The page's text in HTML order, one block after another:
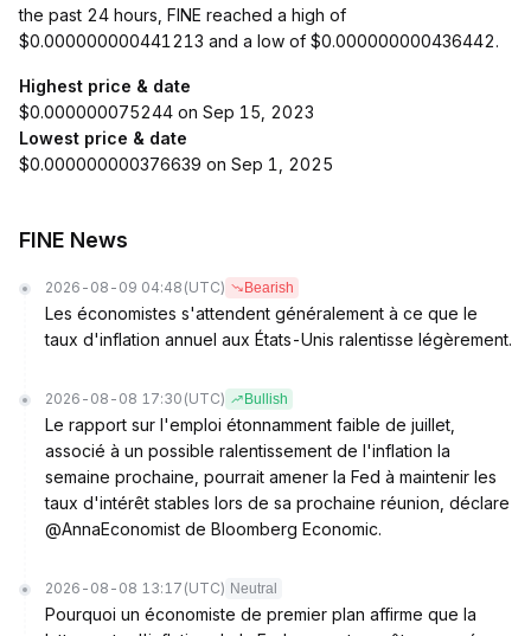
the past 24 hours, FINE reached a high of
$0.000000000441213 and a low of $0.000000000436442.
Highest price & date
$0.000000075244 on Sep 15, 2023
Lowest price & date
$0.000000000376639 on Sep 1, 2025
FINE News
2026-08-09 04:48 (UTC) Bearish
Les économistes s'attendent généralement à ce que le
taux d'inflation annuel aux États-Unis ralentisse légèrement.
2026-08-08 17:30 (UTC) Bullish
Le rapport sur l'emploi étonnamment faible de juillet,
associé à un possible ralentissement de l'inflation la
semaine prochaine, pourrait amener la Fed à maintenir les
taux d'intérêt stables lors de sa prochaine réunion, déclare
@AnnaEconomist de Bloomberg Economic.
2026-08-08 13:17 (UTC) Neutral
Pourquoi un économiste de premier plan affirme que la